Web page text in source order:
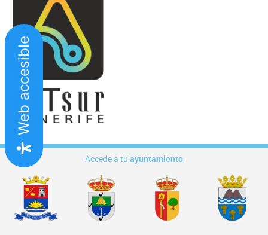
Accede a tu ayuntamiento
Web accesible